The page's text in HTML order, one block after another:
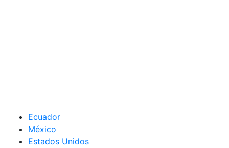
Ecuador
México
Estados Unidos